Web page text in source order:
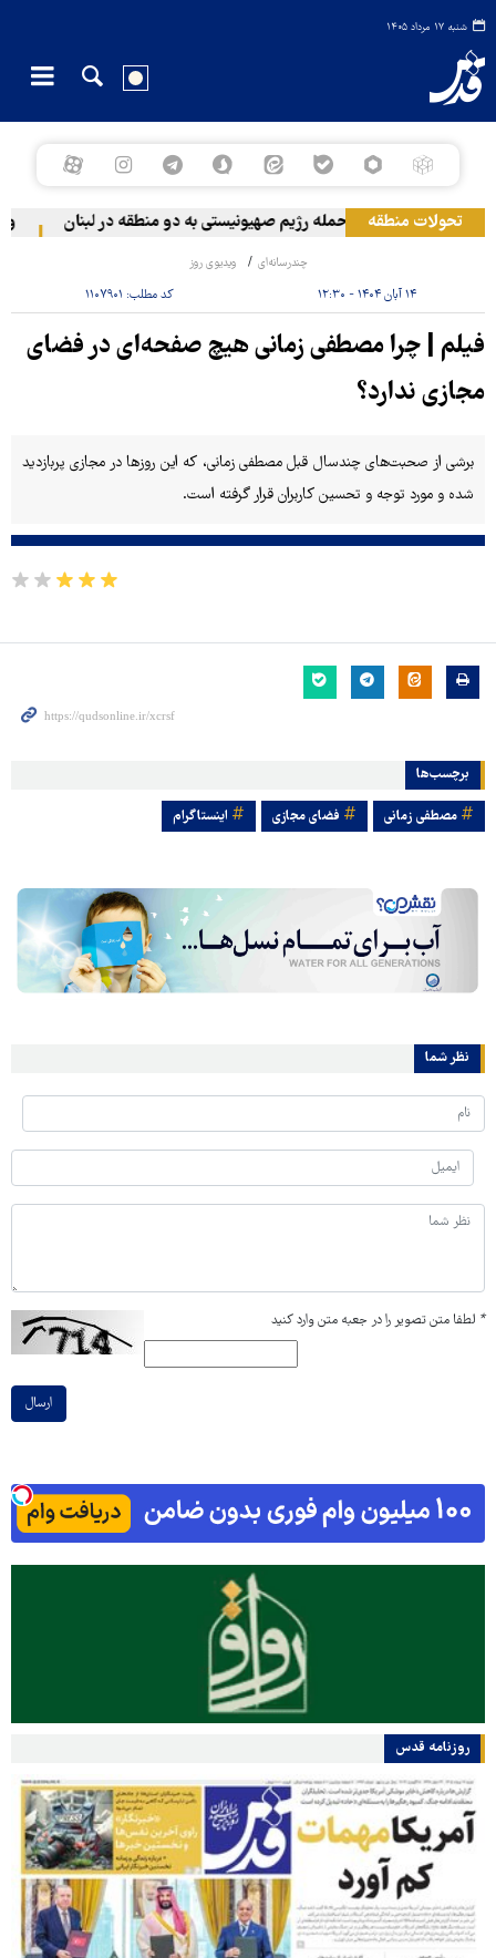
شنبه ۱۷ مرداد ۱۴۰۵
تحولات منطقه حمله رژیم صهیونیستی به دو منطقه در لبنان
چندرسانه‌ای ویدیوی روز
۱۴ آبان ۱۴۰۴ - ۱۲:۳۰ کد مطلب: ۱۱۰۷۹۰۱
فیلم | چرا مصطفی زمانی هیچ صفحه‌ای در فضای
مجازی ندارد؟
برشی از صحبت‌های چندسال قبل مصطفی زمانی، که این روزها در مجازی پربازدید
شده و مورد توجه و تحسین کاربران قرار گرفته است.
برچسب‌ها
مصطفی زمانی فضای مجازی اینستاگرام
نظر شما
* لطفا متن تصویر را در جعبه متن وارد کنید
ارسال
روزنامه قدس